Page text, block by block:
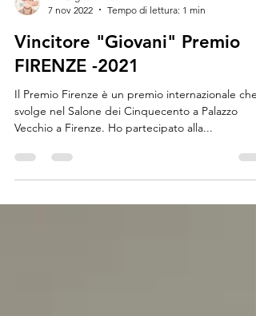
7 nov 2022
Tempo di lettura: 1 min
Vincitore "Giovani" Premio
FIRENZE -2021
Il Premio Firenze è un premio internazionale che
Vecchio a Firenze. Ho partecipato alla...